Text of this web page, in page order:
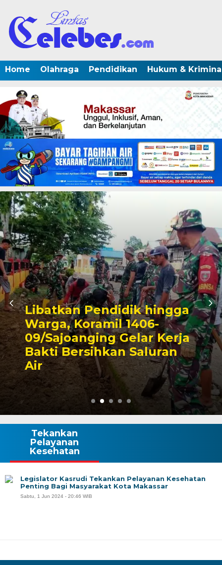
Home Olahraga Pendidikan Hukum &
hingga
Kerja
Triwulan II
Pendapatan
Capai 49
Rp130 Miliar
Tekankan
Pelayanan
Kesehatan
Legislator Kasrudi Tekankan Pelayanan Kesehatan
Penting Bagi Masyarakat Kota Makassar
Sabtu, 1 Jun 2024 - 20:46 WIB